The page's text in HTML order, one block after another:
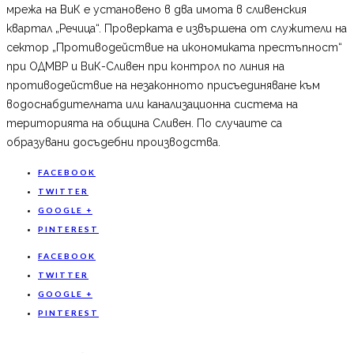
мрежа на ВиК е установено в два имота в сливенския
квартал „Речица“. Проверката е извършена от служители на
сектор „Противодействие на икономиката престъпност“
при ОДМВР и ВиК-Сливен при контрол по линия на
противодействие на незаконното присъединяване към
водоснабдителната или канализационна система на
територията на община Сливен. По случаите са
образувани досъдебни производства.
FACEBOOK
TWITTER
GOOGLE +
PINTEREST
FACEBOOK
TWITTER
GOOGLE +
PINTEREST